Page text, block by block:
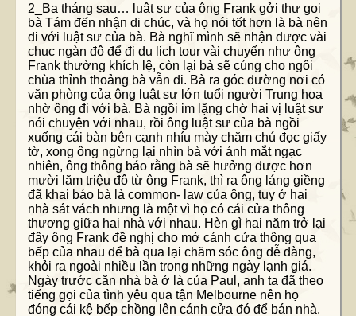
2_Ba tháng sau… luật sư của ông Frank gởi thư gọi
bà Tám đến nhận di chúc, và họ nói tốt hơn là bà nên
đi với luật sư của bà. Bà nghĩ mình sẽ nhận được vài
chục ngàn đô để đi du lịch tour vài chuyến như ông
Frank thường khích lệ, còn lại bà sẽ cúng cho ngôi
chùa thỉnh thoảng bà vẫn đi. Bà ra góc đường nơi có
văn phòng của ông luật sư lớn tuổi người Trung hoa
nhờ ông đi với bà. Bà ngồi im lặng chờ hai vị luật sư
nói chuyện với nhau, rồi ông luật sư của bà ngồi
xuống cái bàn bên cạnh nhíu mày chăm chú đọc giấy
tờ, xong ông ngừng lại nhìn bà với ánh mắt ngạc
nhiên, ông thông báo rằng bà sẽ hưởng được hơn
mười lăm triệu đô từ ông Frank, thì ra ông láng giềng
đã khai báo bà là common- law của ông, tuy ở hai
nhà sát vách nhưng là một vì họ có cái cửa thông
thương giữa hai nhà với nhau. Hèn gì hai năm trở lại
đây ông Frank đề nghị cho mở cánh cửa thông qua
bếp của nhau để bà qua lại chăm sóc ông dễ dàng,
khỏi ra ngoài nhiều lần trong những ngày lạnh giá.
Ngày trước căn nhà bà ở là của Paul, anh ta đã theo
tiếng gọi của tình yêu qua tận Melbourne nên họ
đóng cái kệ bếp chồng lên cánh cửa đó để bán nhà.